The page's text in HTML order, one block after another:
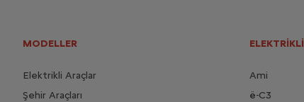
MODELLER
Elektrikli Araçlar
Şehir Araçları
Ami
ë-C3